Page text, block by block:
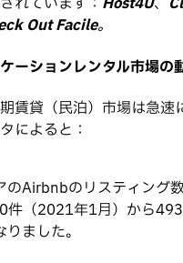
Out Facile。
ーションレンタル市場の
賃貸（民泊）市場は急速
によると：
のAirbnbのリスティング数
件（2021年1月）から
ました。